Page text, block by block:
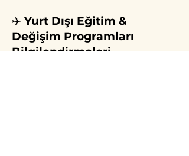
✈️ Yurt Dışı Eğitim &
Değişim Programları
Bilgilendirmeleri